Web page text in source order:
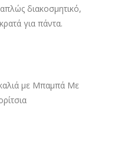
διακοσμητικό,
για πάντα.